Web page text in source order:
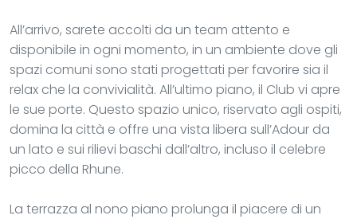
All’arrivo, sarete accolti da un team attento e
disponibile in ogni momento, in un ambiente dove gli
spazi comuni sono stati progettati per favorire sia il
relax che la convivialità. All’ultimo piano, il Club vi apre
le sue porte. Questo spazio unico, riservato agli ospiti,
domina la città e offre una vista libera sull’Adour da
un lato e sui rilievi baschi dall’altro, incluso il celebre
picco della Rhune.
La terrazza al nono piano prolunga il piacere di un